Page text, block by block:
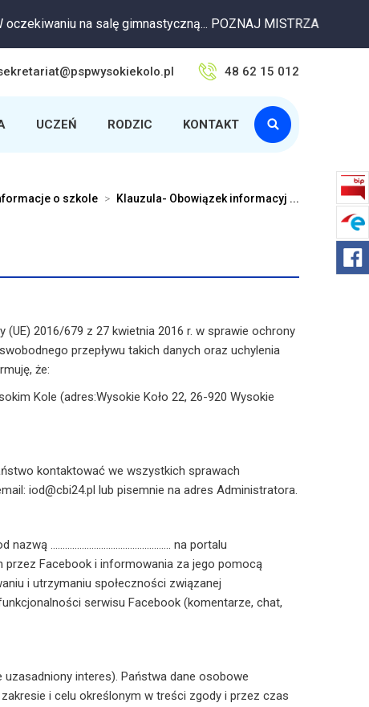
na salę gimnastyczną... POZNAJ MISTRZA
48 62 15 012
UCZEŃ RODZIC KONTAKT
o szkole > Klauzula- Obowiązek informacyj ...
2016/679 z 27 kwietnia 2016 r. w sprawie ochrony
przepływu takich danych oraz uchylenia
że:
Kole (adres:Wysokie Koło 22, 26-920 Wysokie
kontaktować we wszystkich sprawach
iod@cbi24.pl lub pisemnie na adres Administratora.
nazwą ………………………………………….. na portalu
przez Facebook i informowania za jego pomocą
i utrzymaniu społeczności związanej
serwisu Facebook (komentarze, chat,
interes). Państwa dane osobowe
i celu określonym w treści zgody i przez czas